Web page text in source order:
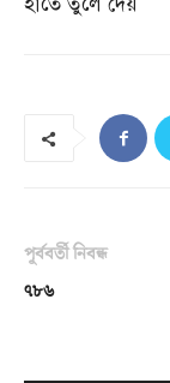
পূর্ববর্তী নিবন্ধ
৭৮৬